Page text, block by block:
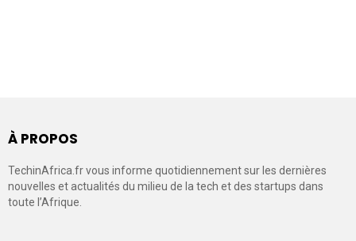
À PROPOS
TechinAfrica.fr vous informe quotidiennement sur les dernières
nouvelles et actualités du milieu de la tech et des startups dans
toute l’Afrique.